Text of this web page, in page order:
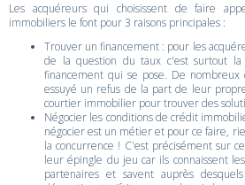
Les acquéreurs qui choisissent de faire
immobiliers le font pour 3 raisons principales :
Trouver un financement : pour les
de la question du taux c'est surtout
financement qui se pose. De nombreux
essuyé un refus de la part de leur
courtier immobilier pour trouver des
Négocier les conditions de crédit
négocier est un métier et pour ce faire,
la concurrence ! C'est précisément sur
leur épingle du jeu car ils connaissent
partenaires et savent auprès